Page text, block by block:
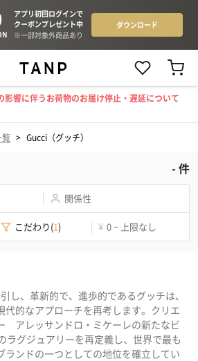
影響に伴うお荷物のお届け停止・遅延について
覧 > Gucci（グッチ）
-件
関係性
こだわり(1) ¥ 0 ~ 上限なし
し、革新的で、進歩的であるグッチは、
代的なアプローチを再考します。クリエ
アレッサンドロ・ミケーレの新たなビ
ラグジュアリーを再定義し、世界で最も
ランドの一つとしての地位を確立してい